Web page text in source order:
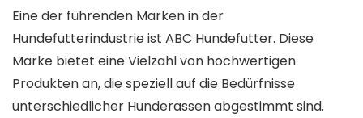
Eine der führenden Marken in der
Hundefutterindustrie ist ABC Hundefutter. Diese
Marke bietet eine Vielzahl von hochwertigen
Produkten an, die speziell auf die Bedürfnisse
unterschiedlicher Hunderassen abgestimmt sind.